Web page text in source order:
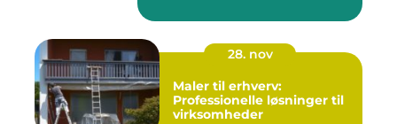
28. nov
Maler til erhverv:
Professionelle løsninger til
virksomheder